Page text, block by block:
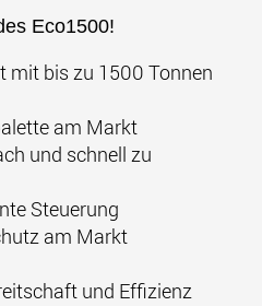
Eco1500!
mit bis zu 1500 Tonnen
am Markt
und schnell zu
Steuerung
am Markt
und Effizienz